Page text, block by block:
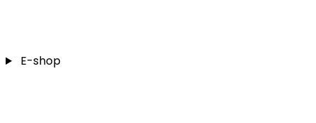
E-shop